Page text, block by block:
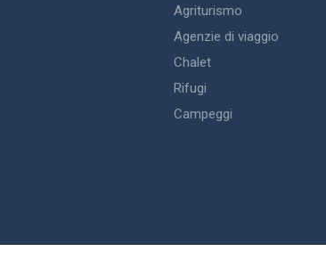
Agriturismo
Agenzie di viaggio
Chalet
Rifugi
Campeggi